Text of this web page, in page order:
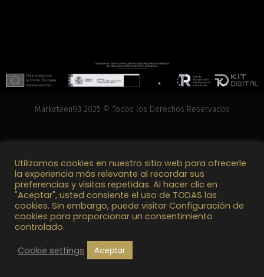
Marketeen93 2025 © Todos los Derechos Reservados
Utilizamos cookies en nuestro sitio web para ofrecerle
la experiencia más relevante al recordar sus
preferencias y visitas repetidas. Al hacer clic en
"Aceptar", usted consiente el uso de TODAS las
cookies. Sin embargo, puede visitar Configuración de
cookies para proporcionar un consentimiento
controlado.
Cookie settings
Aceptar